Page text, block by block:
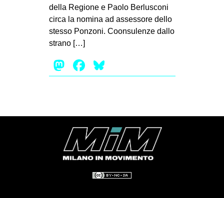
della Regione e Paolo Berlusconi
circa la nomina ad assessore dello
stesso Ponzoni. Coonsulenze dallo
strano […]
Mastodon
Facebook